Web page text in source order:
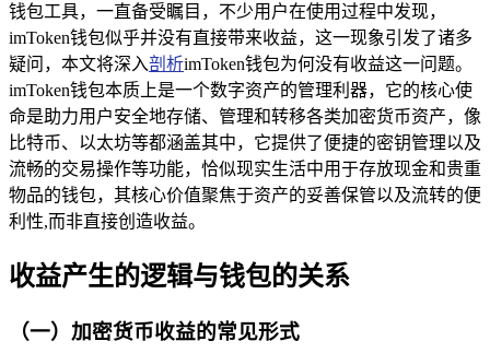
钱包工具，一直备受瞩目，不少用户在使用过程中发现，
imToken钱包似乎并没有直接带来收益，这一现象引发了诸多
疑问，本文将深入剖析imToken钱包为何没有收益这一问题。
imToken钱包本质上是一个数字资产的管理利器，它的核心使
命是助力用户安全地存储、管理和转移各类加密货币资产，像
比特币、以太坊等都涵盖其中，它提供了便捷的密钥管理以及
流畅的交易操作等功能，恰似现实生活中用于存放现金和贵重
物品的钱包，其核心价值聚焦于资产的妥善保管以及流转的便
利性,而非直接创造收益。
收益产生的逻辑与钱包的关系
（一）加密货币收益的常见形式